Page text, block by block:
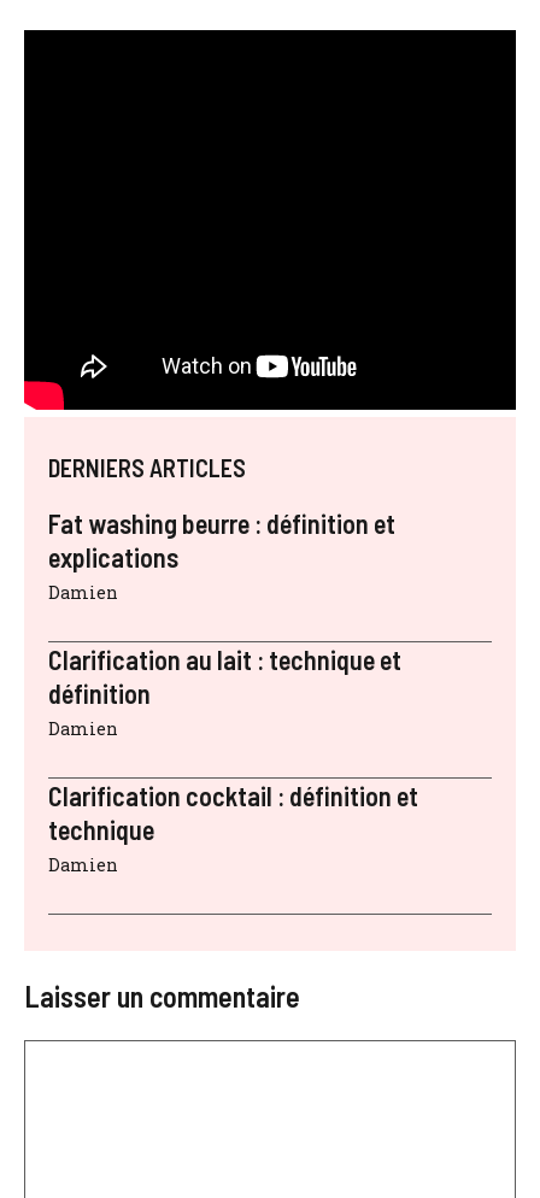
DERNIERS ARTICLES
Fat washing beurre : définition et
explications
Damien
Clarification au lait : technique et
définition
Damien
Clarification cocktail : définition et
technique
Damien
Laisser un commentaire